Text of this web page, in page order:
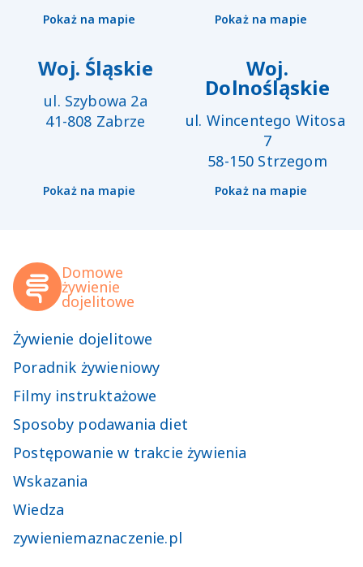
Pokaż na mapie Pokaż na mapie
Woj. Śląskie
ul. Szybowa 2a
41-808 Zabrze
Pokaż na mapie
Woj.
Dolnośląskie
ul. Wincentego Witosa
7
58-150 Strzegom
Pokaż na mapie
Domowe
żywienie
dojelitowe
Żywienie dojelitowe
Poradnik żywieniowy
Filmy instruktażowe
Sposoby podawania diet
Postępowanie w trakcie żywienia
Wskazania
Wiedza
zywieniemaznaczenie.pl